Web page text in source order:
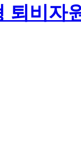
퇴비자